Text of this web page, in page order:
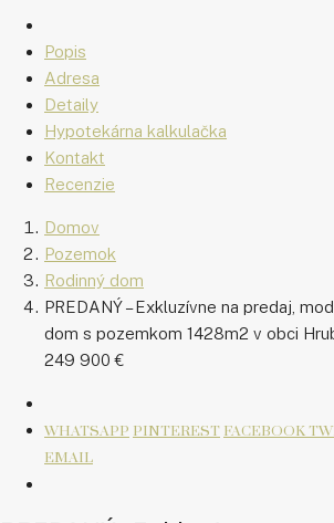
Popis
Adresa
Detaily
Hypotekárna kalkulačka
Kontakt
Recenzie
Domov
Pozemok
Rodinný dom
PREDANÝ – Exkluzívne na predaj,
dom s pozemkom 1428m2 v obci
249 900 €
WHATSAPP PINTEREST FACEBOOK
EMAIL